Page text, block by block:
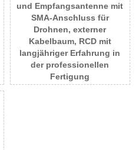
und Empfangsantenne mit
SMA-Anschluss für
Drohnen, externer
Kabelbaum, RCD mit
langjähriger Erfahrung in
der professionellen
Fertigung